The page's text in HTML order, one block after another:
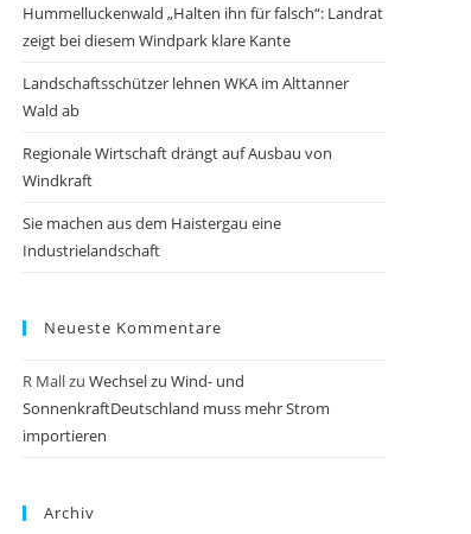
Hummelluckenwald „Halten ihn für falsch“: Landrat
zeigt bei diesem Windpark klare Kante
Landschaftsschützer lehnen WKA im Alttanner
Wald ab
Regionale Wirtschaft drängt auf Ausbau von
Windkraft
Sie machen aus dem Haistergau eine
Industrielandschaft
Neueste Kommentare
R Mallzu Wechsel zu Wind- und
SonnenkraftDeutschland muss mehr Strom
importieren
Archiv